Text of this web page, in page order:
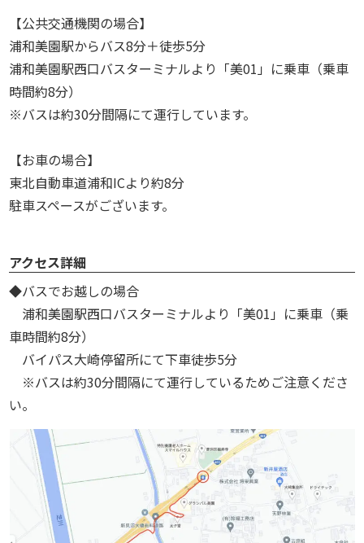
【公共交通機関の場合】
浦和美園駅からバス8分＋徒歩5分
浦和美園駅西口バスターミナルより「美01」に乗車（乗車
時間約8分）
※バスは約30分間隔にて運行しています。
【お車の場合】
東北自動車道浦和ICより約8分
駐車スペースがございます。
アクセス詳細
◆バスでお越しの場合
浦和美園駅西口バスターミナルより「美01」に乗車（乗
車時間約8分）
バイパス大崎停留所にて下車徒歩5分
※バスは約30分間隔にて運行しているためご注意くださ
い。